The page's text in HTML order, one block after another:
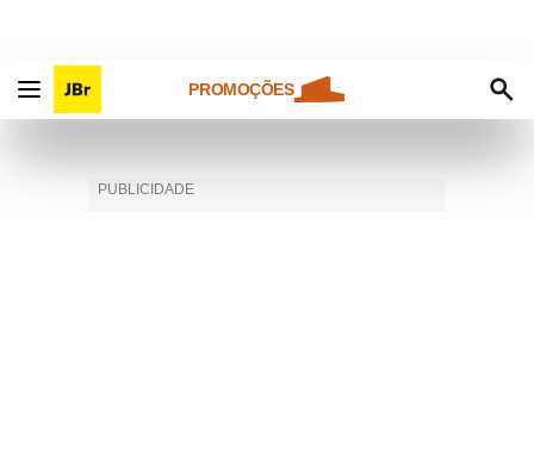
PROMOÇÕES